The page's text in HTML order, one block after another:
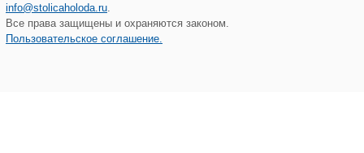
info@stolicaholoda.ru
Все права защищены и охраняются законом.
Пользовательское соглашение.